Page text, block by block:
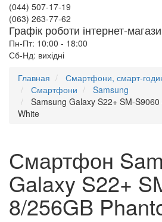
(044) 507-17-19
(063) 263-77-62
Графік роботи інтернет-
Пн-Пт: 10:00 - 18:00
Сб-Нд: вихідні
Главная
Смартфони, смарт-
Смартфони
Samsung
Samsung Galaxy S22+ SM-
White
Смартфон
Galaxy S22+
8/256GB